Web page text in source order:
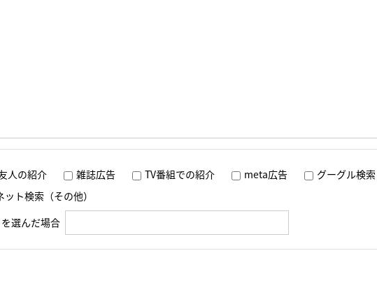
人の紹介 雑誌広告 TV番組での紹介 meta広告
グーグル検索
ット検索（その他）
選んだ場合